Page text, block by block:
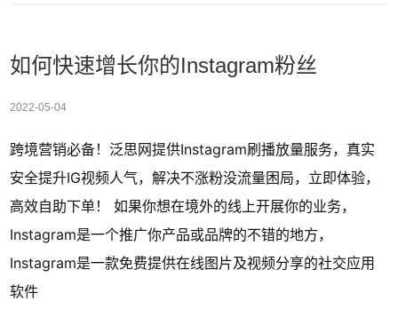
如何快速增长你的Instagram粉丝
2022-05-04
跨境营销必备！泛思网提供Instagram刷播放量服务，真实
安全提升IG视频人气，解决不涨粉没流量困局，立即体验，
高效自助下单！ 如果你想在境外的线上开展你的业务，
Instagram是一个推广你产品或品牌的不错的地方，
Instagram是一款免费提供在线图片及视频分享的社交应用
软件